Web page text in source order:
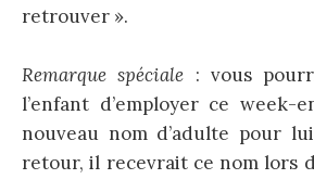
retrouver ».
Remarque spéciale : vous
l’enfant d’employer ce
nouveau nom d’adulte pour
retour, il recevrait ce nom lors